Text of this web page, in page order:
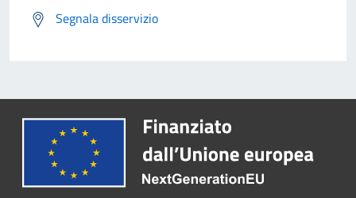
Segnala disservizio